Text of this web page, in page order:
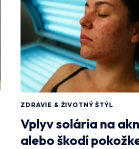
ZDRAVIE & ŽIVOTNÝ ŠTÝL
Vplyv solária na
alebo škodí